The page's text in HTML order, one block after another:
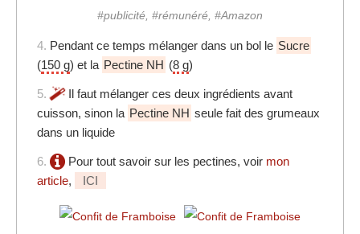
#publicité, #rémunéré, #Amazon
4. Pendant ce temps mélanger dans un bol le Sucre
(150 g) et la Pectine NH (8 g)
5.
Il faut mélanger ces deux ingrédients avant
cuisson, sinon la Pectine NH seule fait des grumeaux
dans un liquide
6. Pour tout savoir sur les pectines, voir mon
article, ICI